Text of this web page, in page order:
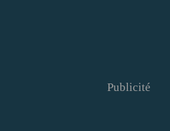
Publicité